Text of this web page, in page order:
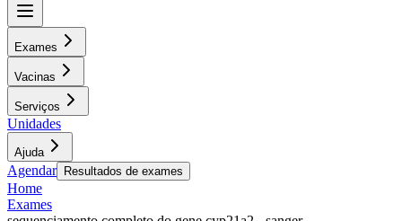
Exames
Vacinas
Serviços
Unidades
Ajuda
Agendar Resultados de exames
Home
Exames